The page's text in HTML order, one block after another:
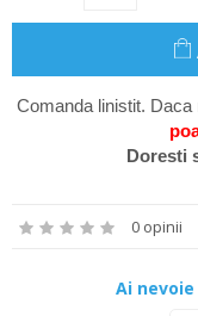
Comanda linistit.
Doresti
0 opinii
Ai